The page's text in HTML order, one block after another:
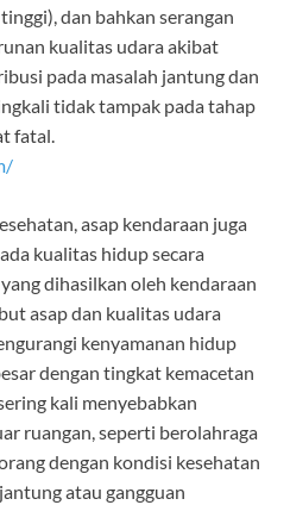
dan bahkan serangan
kualitas udara akibat
pada masalah jantung dan
tidak tampak pada tahap
fatal.
asap kendaraan juga
kualitas hidup secara
dihasilkan oleh kendaraan
asap dan kualitas udara
kenyamanan hidup
dengan tingkat kemacetan
kali menyebabkan
ruangan, seperti berolahraga
dengan kondisi kesehatan
atau gangguan